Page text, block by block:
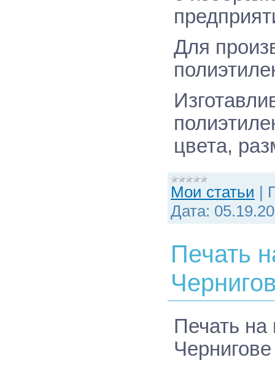
Для
цвета,
Мои статьи |
Дата:
Печать
Печать на
Чернигове